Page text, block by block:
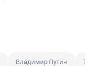
Владимир Путин